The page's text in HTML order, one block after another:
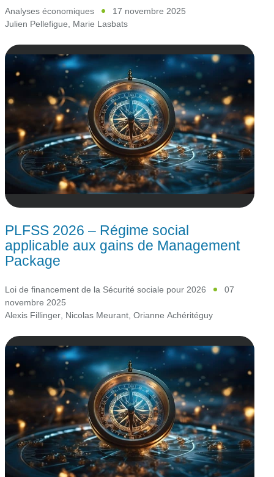
Analyses économiques
17 novembre 2025
Julien Pellefigue, Marie Lasbats
PLFSS 2026 – Régime social
applicable aux gains de Management
Package
Loi de financement de la Sécurité sociale pour 2026
07
novembre 2025
Alexis Fillinger Nicolas Meurant Orianne Achéritéguy